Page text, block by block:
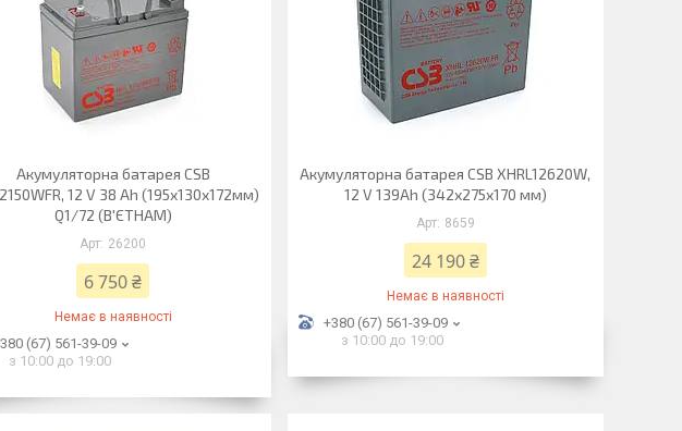
Акумуляторна батарея CSB
12 V 38 Ah (195х130х172мм)
Q1/72 (В'ЄТНАМ)
26200
6 750 ₴
Немає в наявності
(67) 561-39-09
з 10:00 до 19:00
Акумуляторна батарея CSB XHRL12620W,
12 V 139Ah (342х275х170 мм)
8659
24 190 ₴
Немає в наявності
+380 (67) 561-39-09
з 10:00 до 19:00